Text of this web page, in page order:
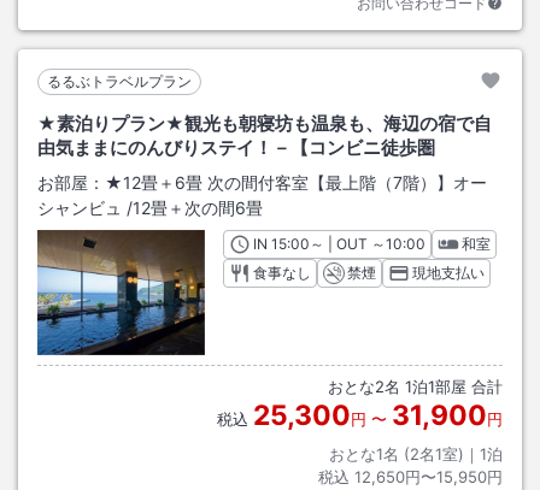
るるぶトラベルプラン
★素泊りプラン★観光も朝寝坊も温泉も、海辺の宿で自
由気ままにのんびりステイ！－【コンビニ徒歩圏
お部屋： ★12畳＋6畳 次の間付客室【最上階（7階）】オー
シャンビュ /12畳＋次の間6畳
INチェックイン
15:00 ～ | OUT チェックアウト
～10:00
和室
食事なし
禁煙 現地支払い
おとな2名 1泊1部屋 合計
税込 25,300円 〜 31,900円
おとな1名 (2名1室)｜ 1泊
税込 12,650円〜15,950円